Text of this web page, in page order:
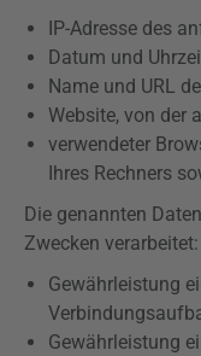
IP-Adresse des
Datum und
Name und URL
Website, von der
verwendeter
Ihres Rechners
Die genannten
Zwecken verarbeitet:
Gewährleistung
Gewährleistung